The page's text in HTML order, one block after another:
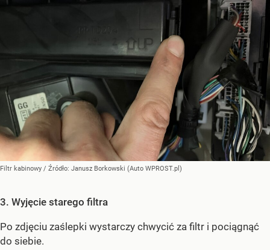
Filtr kabinowy / Źródło: Janusz Borkowski (Auto WPROST.pl)
3. Wyjęcie starego filtra
Po zdjęciu zaślepki wystarczy chwycić za filtr i pociągnąć
do siebie.